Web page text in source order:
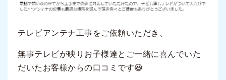
テレビアンテナ工事をご依頼いただき、
無事テレビが映りお子様達とご一緒に喜んでいた
だいたお客様からの口コミです😆